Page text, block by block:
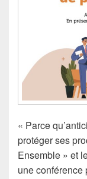
« Parce
protéger ses
Ensemble » et
une conférence